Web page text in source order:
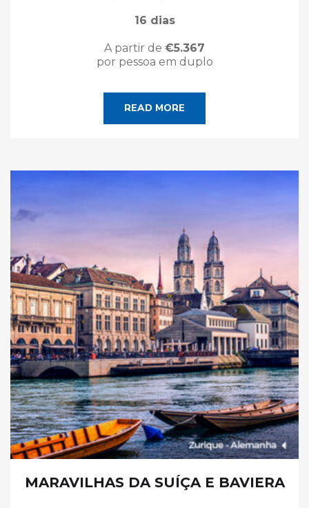
16 dias
A partir de €5.367
por pessoa em duplo
READ MORE
MARAVILHAS DA SUÍÇA E BAVIERA